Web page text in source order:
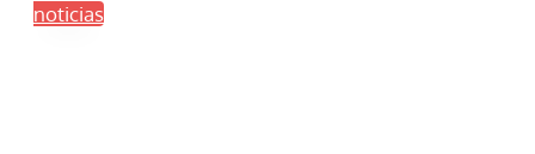
noticias